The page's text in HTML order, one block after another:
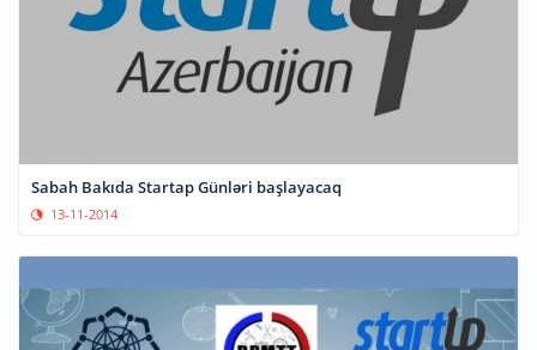
Sabah Bakıda Startap Günləri başlayacaq
13-11-2014